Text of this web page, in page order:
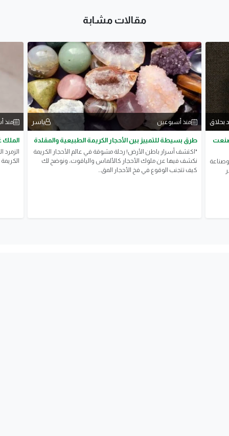
مقالات مشابة
بحلاق
صنعت
وصناعة
منذ أسبوعين ياسر
طرق بسيطة للتمييز بين الأحجار الكريمة الطبيعية والمقلدة
​"اكتشف أسرار باطن الأرض! رحلة مشوقة في عالم الأحجار الكريمة
نكشف فيها عن ملوك الأحجار كالألماس والياقوت، ونوضح لك
كيف تتجنب الوقوع في فخ الأحجار المق...
منذ
الملك